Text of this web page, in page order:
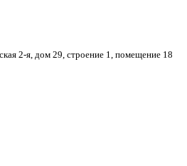
2-я, дом 29, строение 1, помещение 18